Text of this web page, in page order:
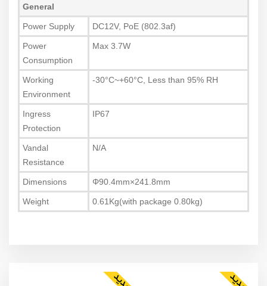
General
Power Supply DC12V, PoE (802.3af)
Power
Consumption
Max 3.7W
Working
Environment
-30°C~+60°C, Less than 95% RH
Ingress
Protection
IP67
Vandal
Resistance
N/A
Dimensions Φ90.4mm×241.8mm
Weight 0.61Kg(with package 0.80kg)